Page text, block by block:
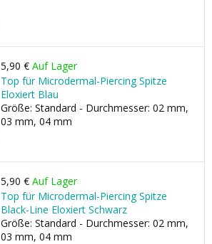
5,90 € Auf Lager
Top für Microdermal-Piercing Spitze
Eloxiert Blau
Größe: Standard - Durchmesser: 02 mm,
03 mm, 04 mm
5,90 € Auf Lager
Top für Microdermal-Piercing Spitze
Black-Line Eloxiert Schwarz
Größe: Standard - Durchmesser: 02 mm,
03 mm, 04 mm